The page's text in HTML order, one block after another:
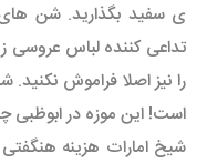
ی سفید بگذارید. شن
تداعی کننده لباس عروسی
را نیز اصلا فراموش نکنید.
است! این موزه در ابوظبی
شیخ امارات هزینه